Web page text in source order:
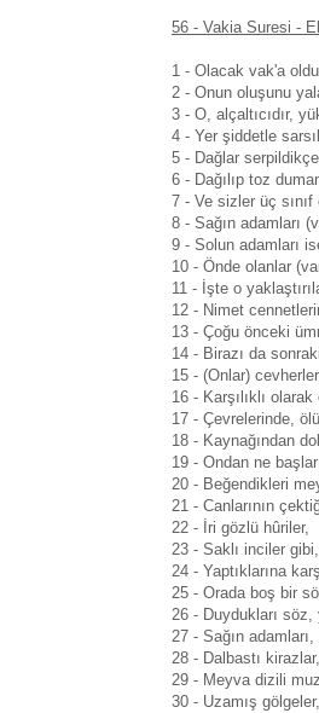
56 - Vakia Suresi -
1 - Olacak vak'a
2 - Onun oluşunu
3 - O, alçaltıcıdır,
4 - Yer şiddetle
5 - Dağlar
6 - Dağılıp toz
7 - Ve sizler üç
8 - Sağın adamları
9 - Solun adamları
10 - Önde olanlar
11 - İşte o
12 - Nimet
13 - Çoğu önceki
14 - Birazı da
15 - (Onlar)
16 - Karşılıklı
17 - Çevrelerinde,
18 - Kaynağından
19 - Ondan ne
20 - Beğendikleri
21 - Canlarının
22 - İri gözlü hûriler,
23 - Saklı inciler gibi,
24 - Yaptıklarına
25 - Orada boş bir
26 - Duydukları söz,
27 - Sağın
28 - Dalbastı kirazlar,
29 - Meyva dizili
30 - Uzamış gölgeler,